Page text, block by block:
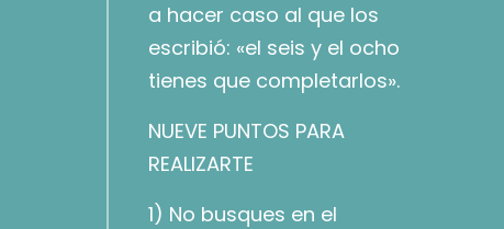
a hacer caso al que los
escribió: «el seis y el ocho
tienes que completarlos».
NUEVE PUNTOS PARA
REALIZARTE
1) No busques en el